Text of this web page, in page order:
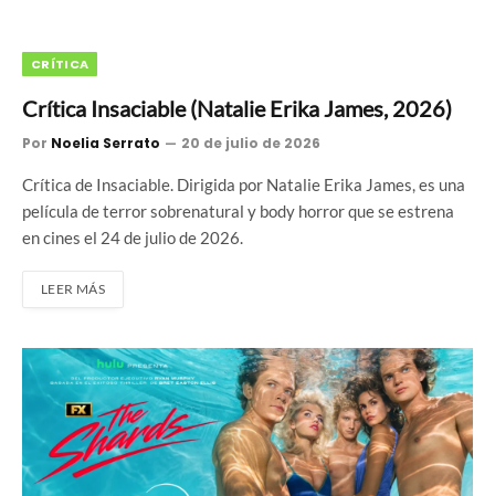
CRÍTICA
Crítica Insaciable (Natalie Erika James, 2026)
Por Noelia Serrato 20 de julio de 2026
Crítica de Insaciable. Dirigida por Natalie Erika James, es una
película de terror sobrenatural y body horror que se estrena
en cines el 24 de julio de 2026.
LEER MÁS